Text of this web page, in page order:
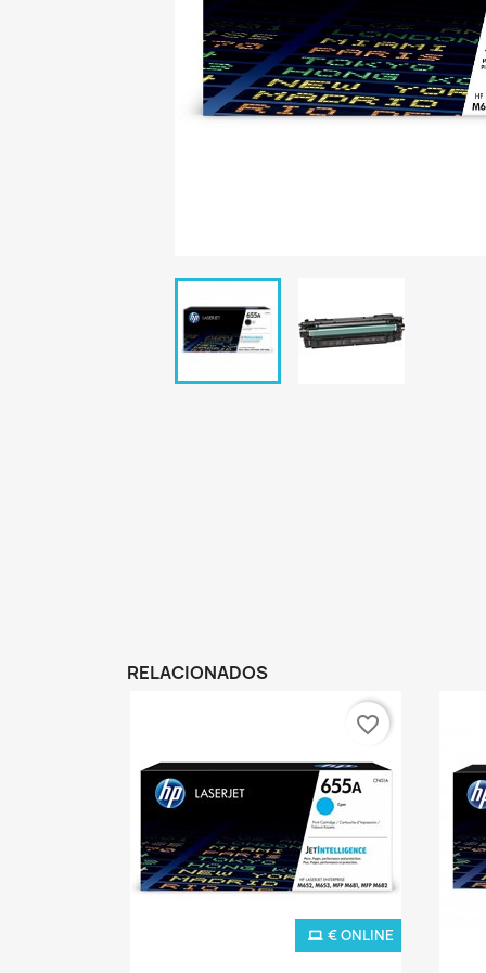
RELACIONADOS
€ ONLINE
favorite_border